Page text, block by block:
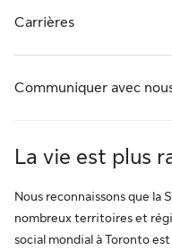
Carrières
Communiquer avec
La vie est plus
Nous reconnaissons que la
nombreux territoires et
social mondial à Toronto